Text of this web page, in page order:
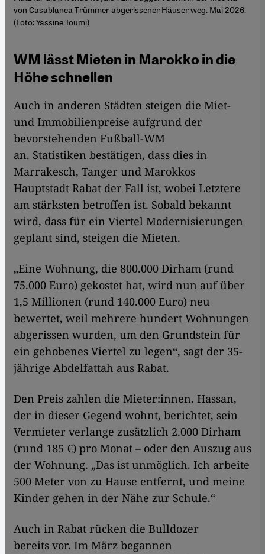
von Casablanca Trümmer abgerissener Häuser weg. Mai 2026.
(Foto: Yassine Toumi)
WM lässt Mieten in Marokko in die
Höhe schnellen
Auch in anderen Städten steigen die Miet-
und Immobilienpreise aufgrund der
bevorstehenden Fußball-WM
an. Statistiken bestätigen, dass dies in
Marrakesch, Tanger und Marokkos
Hauptstadt Rabat der Fall ist, wobei Letztere
am stärksten betroffen ist. Sobald bekannt
wird, dass für ein Viertel Modernisierungen
geplant sind, steigen die Mieten.
„Eine Wohnung, die 800.000 Dirham (rund
75.000 Euro) gekostet hat, wird nun auf über
1,5 Millionen (rund 140.000 Euro) neu
bewertet, weil mehrere hundert Wohnungen
abgerissen wurden, um den Grundstein für
ein gehobenes Viertel zu legen“, sagt der 35-
jährige Abdelfattah aus Rabat.
Den Preis zahlen die Mieter:innen. Hassan,
der in dieser Gegend wohnt, berichtet, sein
Vermieter verlange zusätzlich 2.000 Dirham
(rund 185 €) pro Monat – oder den Auszug aus
der Wohnung. „Das ist unmöglich. Ich arbeite
500 Meter von zu Hause entfernt, und meine
Kinder gehen in der Nähe zur Schule.“
Auch in Rabat rücken die Bulldozer
bereits vor. Im März begannen